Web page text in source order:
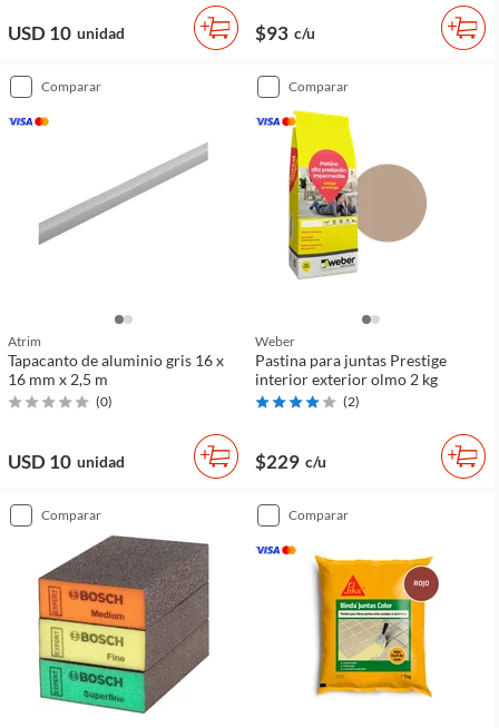
USD 10 unidad $93 c/u
comparar
Atrim
Tapacanto de aluminio gris 16 x
16 mm x 2,5 m
(0)
USD 10 unidad
comparar
Weber
Pastina para juntas Prestige
interior exterior olmo 2 kg
(2)
$229 c/u
comparar comparar